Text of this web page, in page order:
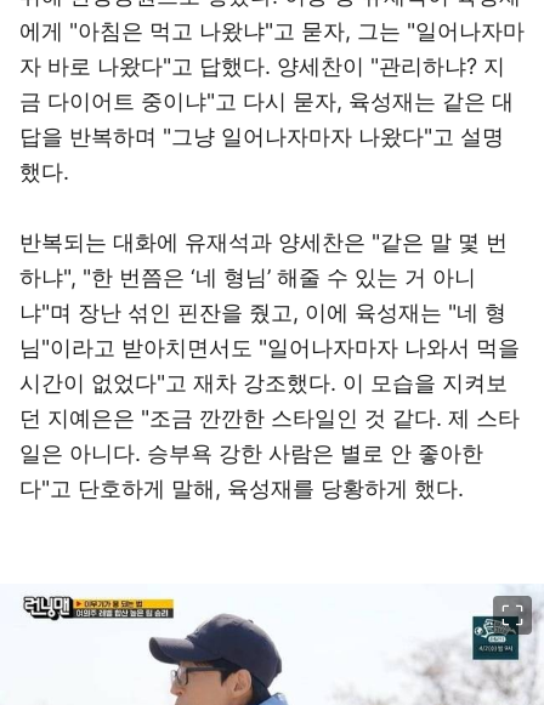
에게 "아침은 먹고 나왔냐"고 묻자, 그는 "일어나자마
자 바로 나왔다"고 답했다. 양세찬이 "관리하냐? 지
금 다이어트 중이냐"고 다시 묻자, 육성재는 같은 대
답을 반복하며 "그냥 일어나자마자 나왔다"고 설명
했다.
반복되는 대화에 유재석과 양세찬은 "같은 말 몇 번
하냐", "한 번쯤은 ‘네 형님’ 해줄 수 있는 거 아니
냐"며 장난 섞인 핀잔을 줬고, 이에 육성재는 "네 형
님"이라고 받아치면서도 "일어나자마자 나와서 먹을
시간이 없었다"고 재차 강조했다. 이 모습을 지켜보
던 지예은은 "조금 깐깐한 스타일인 것 같다. 제 스타
일은 아니다. 승부욕 강한 사람은 별로 안 좋아한
다"고 단호하게 말해, 육성재를 당황하게 했다.